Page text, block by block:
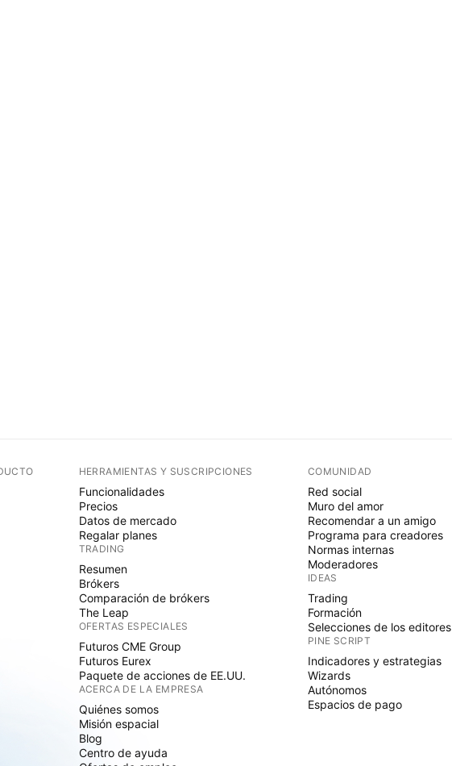
HERRAMIENTAS Y SUSCRIPCIONES
Funcionalidades
Precios
Datos de mercado
Regalar planes
TRADING
Resumen
Brókers
Comparación de brókers
The Leap
OFERTAS ESPECIALES
Futuros CME Group
Futuros Eurex
Paquete de acciones de EE.UU.
ACERCA DE LA EMPRESA
Quiénes somos
Misión espacial
Blog
Centro de ayuda
COMUNIDAD
Red social
Muro del amor
Recomendar a un amigo
Programa para creadores
Normas internas
Moderadores
IDEAS
Trading
Formación
Selecciones de los editores
PINE SCRIPT
Indicadores y estrategias
Wizards
Autónomos
Espacios de pago